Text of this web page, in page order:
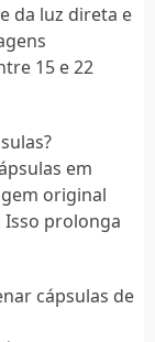
da luz direta e
15 e 22
em
original
Isso prolonga
cápsulas de